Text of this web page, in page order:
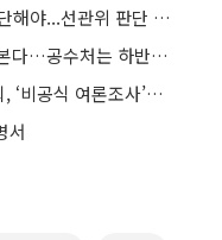
홍익표 “尹, 관권 선거 시도 즉각 중단해야...선관위 판단 필요”
감사원, 文정부 코로나 대응 들여다본다…공수처는 하반기 감사 예정
정필모 민주당 선관위원장 전격 사퇴, ‘비공식 여론조사’로 논란
서